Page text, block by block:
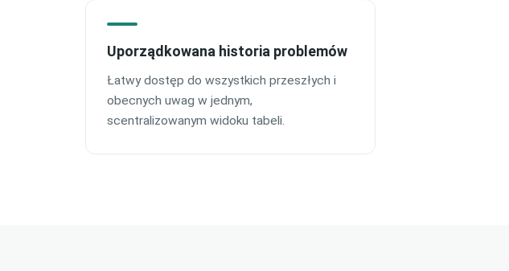
Uporządkowana historia problemów
Łatwy dostęp do wszystkich przeszłych i
obecnych uwag w jednym,
scentralizowanym widoku tabeli.